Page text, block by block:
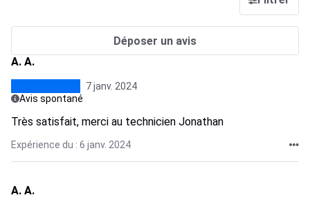
Déposer un avis
A. A.
7 janv. 2024
Avis spontané
Très satisfait, merci au technicien Jonathan
Expérience du : 6 janv. 2024
A. A.